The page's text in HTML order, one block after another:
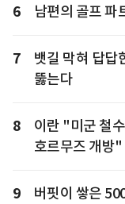
6 남편의 골프 파
7
뱃길 막혀 답
뚫는다
8
이란 "미군 철
호르무즈 개방"
9
버핏이 쌓은